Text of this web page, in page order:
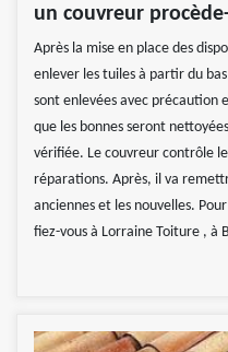
un couvreur
Après la mise en place des
enlever les tuiles à partir du
sont enlevées avec précaution
que les bonnes seront
vérifiée. Le couvreur contrôle
réparations. Après, il va
anciennes et les nouvelles.
fiez-vous à Lorraine Toiture , à